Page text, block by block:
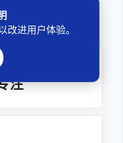
注
进用户体验。